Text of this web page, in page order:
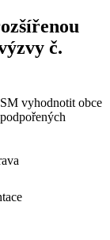
č.
vyhodnotit obce